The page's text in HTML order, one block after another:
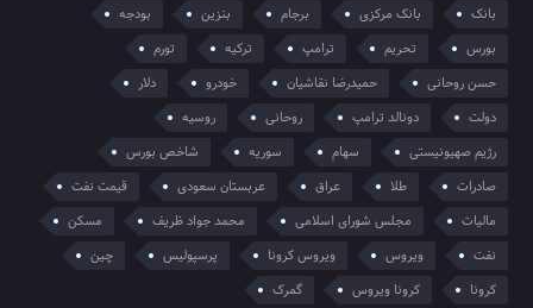
بانک
بانک مرکزی برجام بنزین
بودجه
بورس
تحریم ترامپ ترکیه
تورم
حسن روحانی
حمیدرضا نقاشیان خودرو
دلار
دولت
دونالد ترامپ روحانی
روسیه
رژیم صهیونیستی
سهام سوریه
شاخص بورس
صادرات
طلا عراق عربستان سعودی
قیمت نفت
مالیات
مجلس شورای اسلامی محمد جواد ظریف
مسکن
نفت
ویروس ویروس کرونا پرسپولیس
چین
کرونا
کرونا ویروس گمرک